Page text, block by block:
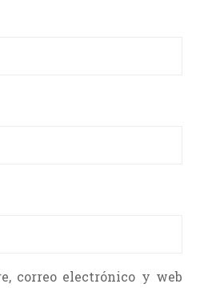
correo electrónico y web